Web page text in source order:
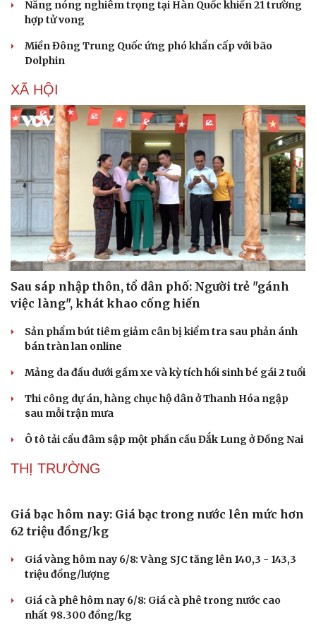
Doanh nghiệp 24h
Vì cộng đồng
Chuyển đổi số
Nắng nóng nghiêm trọng tại Hàn Quốc khiến 21 trường
hợp tử vong
Miền Đông Trung Quốc ứng phó khẩn cấp với bão
Dolphin
XÃ HỘI
Sau sáp nhập thôn, tổ dân phố: Người trẻ "gánh
việc làng", khát khao cống hiến
Sản phẩm bút tiêm giảm cân bị kiểm tra sau phản ánh
bán tràn lan online
Mảng da đầu dưới gầm xe và kỳ tích hồi sinh bé gái 2 tuổi
Thi công dự án, hàng chục hộ dân ở Thanh Hóa ngập
sau mỗi trận mưa
Ô tô tải cẩu đâm sập một phần cầu Đắk Lung ở Đồng Nai
THỊ TRƯỜNG